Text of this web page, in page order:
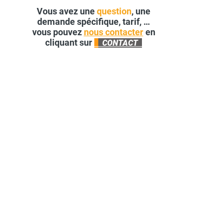
Vous avez unequestion, une
demande spécifique, tarif, …
vous pouvez nous contacteren
cliquant sur
CONTACT